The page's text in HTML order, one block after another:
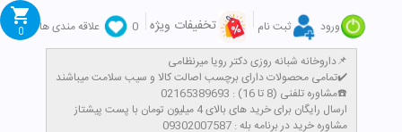
ورود ثبت نام تخفیفات ویژه 0
علاقه مندی ها
داروخانه شبانه روزی دکتر رویا میرنظامی📌
تمامی محصولات دارای برچسب اصالت کالا و سیب سلامت میباشند✔️
مشاوره تلفنی (8 تا 16) : 02165389693☎️
​ارسال رایگان برای خرید های بالای 4 میلیون تومان با پست پیشتاز
مشاوره خرید در برنامه بله : 09302007587
0